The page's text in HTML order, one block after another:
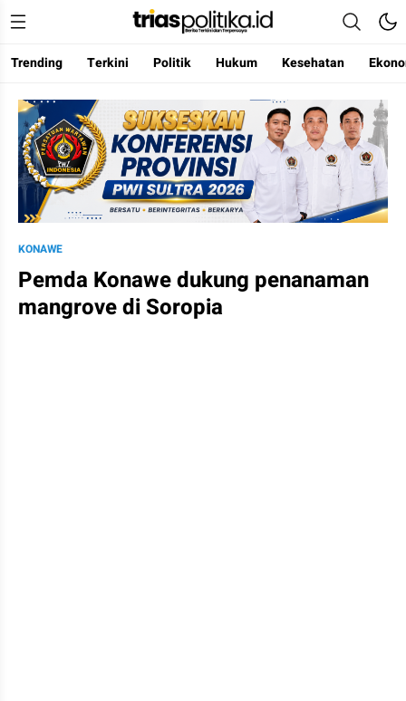
Berita Terkini & Terpercaya
Trending Terkini Politik Hukum Kesehatan
KONAWE
Pemda Konawe dukung penanaman
mangrove di Soropia